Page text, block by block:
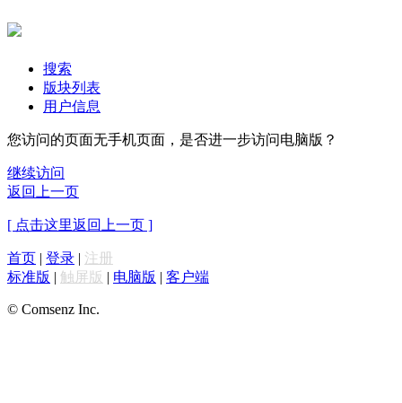
搜索
版块列表
用户信息
您访问的页面无手机页面，是否进一步访问电脑版？
继续访问
返回上一页
[ 点击这里返回上一页 ]
首页 | 登录 | 注册
标准版 | 触屏版 | 电脑版 | 客户端
© Comsenz Inc.